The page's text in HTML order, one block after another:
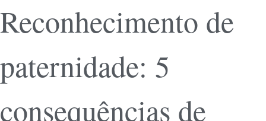
Reconhecimento de
paternidade: 5
consequências de